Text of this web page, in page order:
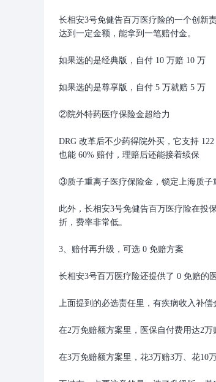
长相安3号免健告百万医疗险的一个创新
达到一定金额，能拿到一笔赔付金。
如果选的是经典版，自付 10 万赔 10 万
如果选的是尊享版，自付 5 万就赔 5 万
②院外特药医疗保险金超给力
DRG 改革后不少药得院外买，它支持
也能 60% 赔付，理赔后还能接着续保
③质子重离子医疗保险金，锁定上海质子
此外，长相安3号免健告百万医疗险在投
折，费率非常低。
3、赔付再升级，可选 0 免赔方案
长相安3号百万医疗险还提供了 0 免赔的
上面提到的必选责任里，有疾病收入补
在2万免赔额方案里，医保自付费用达2万
在3万免赔额方案里，花3万赔3万、花10